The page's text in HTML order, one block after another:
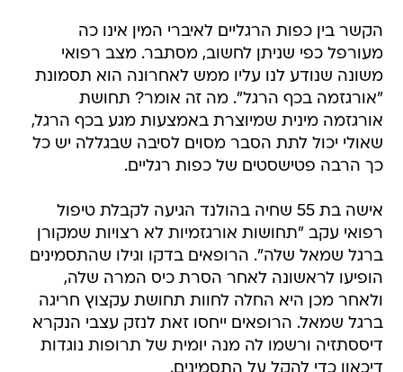
הקשר בין כפות הרגליים לאיברי המין אינו כה
מעורפל כפי שניתן לחשוב, מסתבר. מצב רפואי
משונה שנודע לנו עליו ממש לאחרונה הוא תסמונת
"אורגזמה בכף הרגל". מה זה אומר? תחושת
אורגזמה מינית שמיוצרת באמצעות מגע בכף הרגל,
שאולי יכול לתת הסבר מסוים לסיבה שבגללה יש כל
כך הרבה פטישסטים של כפות רגליים.
אישה בת 55 שחיה בהולנד הגיעה לקבלת טיפול
רפואי עקב "תחושות אורגזמיות לא רצויות שמקורן
ברגל שמאל שלה". הרופאים בדקו וגילו שהתסמינים
הופיעו לראשונה לאחר הסרת כיס המרה שלה,
ולאחר מכן היא החלה לחוות תחושת עקצוץ חריגה
ברגל שמאל. הרופאים ייחסו זאת לנזק עצבי הנקרא
דיססתזיה ורשמו לה מנה יומית של תרופות נוגדות